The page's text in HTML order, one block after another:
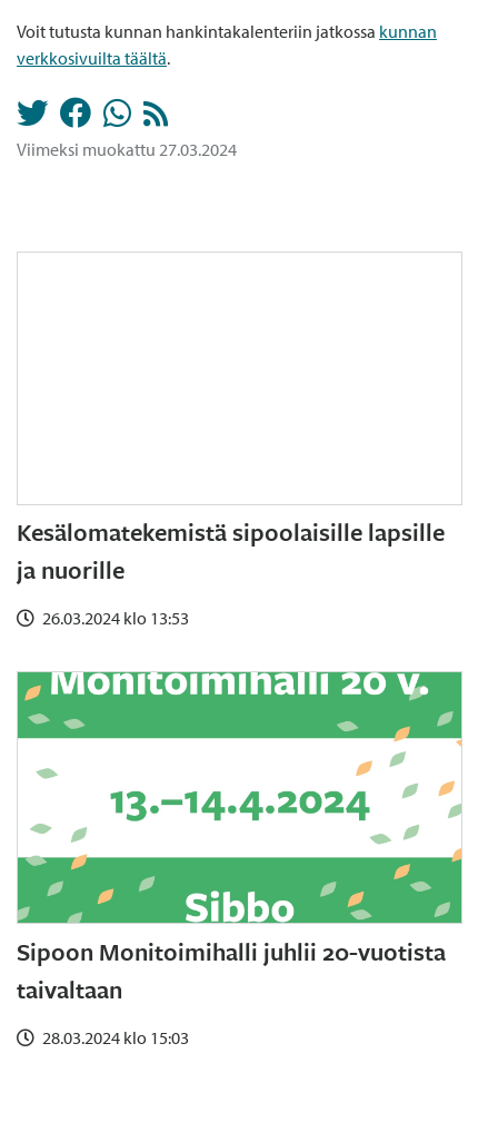
Voit tutusta kunnan hankintakalenteriin jatkossa kunnan
verkkosivuilta täältä.
Viimeksi muokattu 27.03.2024
Kesälomatekemistä sipoolaisille lapsille
ja nuorille
26.03.2024 klo 13:53
Sipoon Monitoimihalli juhlii 20-vuotista
taivaltaan
28.03.2024 klo 15:03